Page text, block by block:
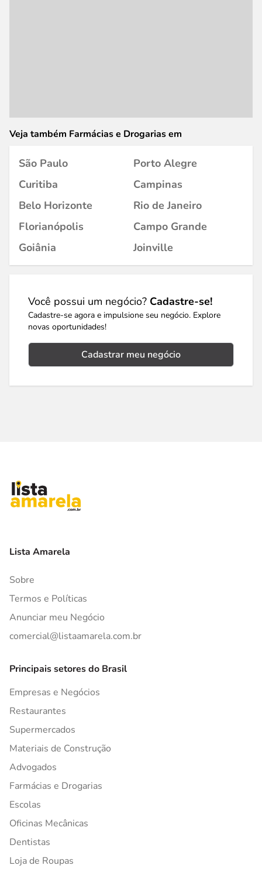
Veja também Farmácias e Drogarias em
São Paulo
Porto Alegre
Curitiba
Campinas
Belo Horizonte
Rio de Janeiro
Florianópolis
Campo Grande
Goiânia
Joinville
Você possui um negócio? Cadastre-se!
Cadastre-se agora e impulsione seu negócio. Explore
novas oportunidades!
Cadastrar meu negócio
Lista Amarela
Sobre
Termos e Políticas
Anunciar meu Negócio
comercial@listaamarela.com.br
Principais setores do Brasil
Empresas e Negócios
Restaurantes
Supermercados
Materiais de Construção
Advogados
Farmácias e Drogarias
Escolas
Oficinas Mecânicas
Dentistas
Loja de Roupas